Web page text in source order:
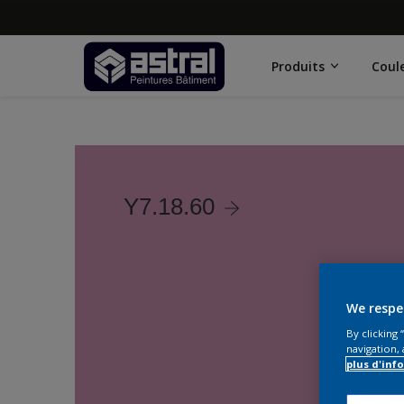
Produits
Y7.18.60
We
By clicking
navigation,
plus